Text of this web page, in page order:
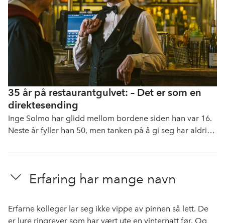
35 år på restaurantgulvet: – Det er som en
direktesending
Inge Solmo har glidd mellom bordene siden han var 16.
Neste år fyller han 50, men tanken på å gi seg har aldri
Erfaring har mange navn
Erfarne kolleger lar seg ikke vippe av pinnen så lett. De
er lure ringrever som har vært ute en vinternatt før. Og